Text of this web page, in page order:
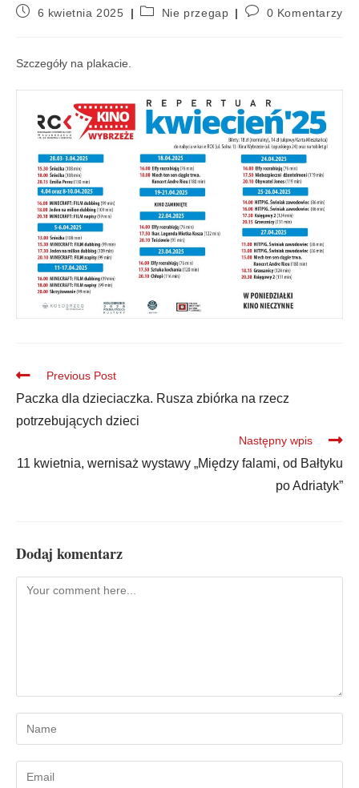
6 kwietnia 2025 Nie przegap 0 Komentarzy
Szczegóły na plakacie.
Previous Post
Paczka dla dzieciaczka. Rusza zbiórka na rzecz
potrzebujących dzieci
Następny wpis
11 kwietnia, wernisaż wystawy „Między falami, od Bałtyku
po Adriatyk”
Dodaj komentarz